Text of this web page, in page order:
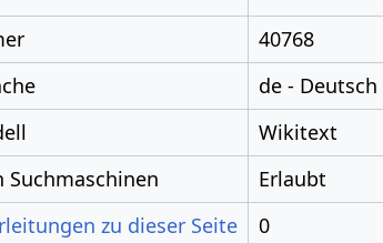
40768
de - Deutsch
Wikitext
Erlaubt
zu dieser Seite
0